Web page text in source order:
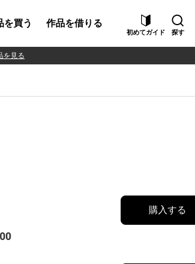
を買う 作品を借りる
初めてガイド 探す
を見る
購入する